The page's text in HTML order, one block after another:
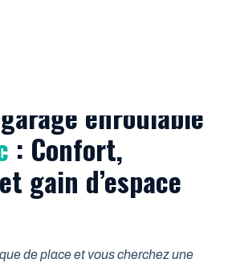
enroulable
: Confort,
gain d’espace
de place et vous cherchez une